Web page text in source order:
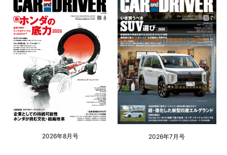
2026年8月号 2026年7月号